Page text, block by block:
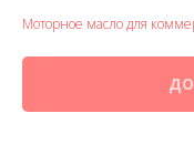
Моторное масло для